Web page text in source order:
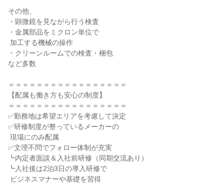
その他、
・顕微鏡を見ながら行う検査
・金属部品をミクロン単位で
・クリーンルームでの検査・梱包
など多数
＝＝＝＝＝＝＝＝＝＝＝＝＝＝＝＝＝
【配属も働き方も安心の制度】
＝＝＝＝＝＝＝＝＝＝＝＝＝＝＝＝＝
✅勤務地は希望エリアを考慮して決定
✅研修制度が整っているメーカーの
✅文理不問でフォロー体制が充実
┗内定者面談＆入社前研修（同期交流あり）
┗入社後は2泊3日の導入研修で